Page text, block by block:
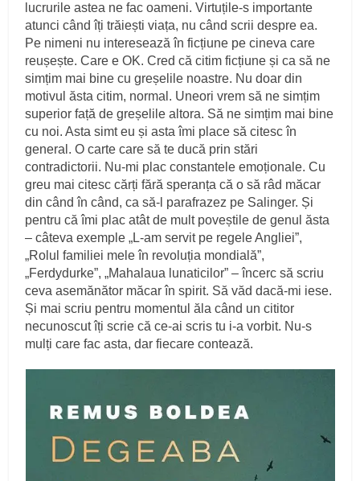
lucrurile astea ne fac oameni. Virtuțile-s importante
atunci când îți trăiești viața, nu când scrii despre ea.
Pe nimeni nu interesează în ficțiune pe cineva care
reușește. Care e OK. Cred că citim ficțiune și ca să ne
simțim mai bine cu greșelile noastre. Nu doar din
motivul ăsta citim, normal. Uneori vrem să ne simțim
superior față de greșelile altora. Să ne simțim mai bine
cu noi. Asta simt eu și asta îmi place să citesc în
general. O carte care să te ducă prin stări
contradictorii. Nu-mi plac constantele emoționale. Cu
greu mai citesc cărți fără speranța că o să râd măcar
din când în când, ca să-l parafrazez pe Salinger. Și
pentru că îmi plac atât de mult poveștile de genul ăsta
– câteva exemple „L-am servit pe regele Angliei”,
„Rolul familiei mele în revoluția mondială”,
„Ferdydurke”, „Mahalaua lunaticilor” – încerc să scriu
ceva asemănător măcar în spirit. Să văd dacă-mi iese.
Și mai scriu pentru momentul ăla când un cititor
necunoscut îți scrie că ce-ai scris tu i-a vorbit. Nu-s
mulți care fac asta, dar fiecare contează.